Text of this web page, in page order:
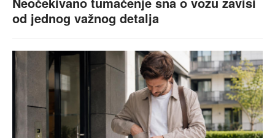
od jednog važnog detalja